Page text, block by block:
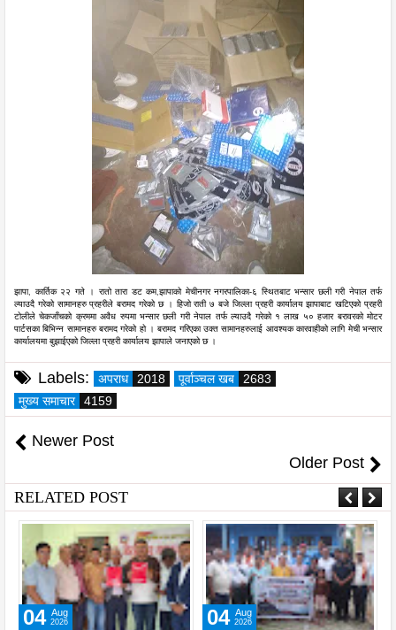
झापा, कार्तिक २२ गते । रातो तारा डट कम,झापाको मेचीनगर नगरपालिका-६ स्थितबाट भन्सार छली गरी नेपाल तर्फ
ल्याउदै गरेको सामानहरु प्रहरीले बरामद गरेको छ । हिजो राती ७ बजे जिल्ला प्रहरी कार्यालय झापाबाट खटिएको प्रहरी
टोलीले चेकजाँचको क्रममा अवैध रुपमा भन्सार छली गरी नेपाल तर्फ ल्याउदै गरेको १ लाख ५० हजार बरावरको मोटर
पार्टसका बिभिन्न सामानहरु बरामद गरेको हो । बरामद गरिएका उक्त सामानहरुलाई आवश्यक कारवाहीको लागि मेची भन्सार
कार्यालयमा बुझाईएको जिल्ला प्रहरी कार्यालय झापाले जनाएको छ ।
Labels: अपराध 2018 पूर्वाञ्चल खब
2683
मुख्य समाचार
4159
Newer Post
Older Post
RELATED POST
04 Aug
2026 04 Aug
2026